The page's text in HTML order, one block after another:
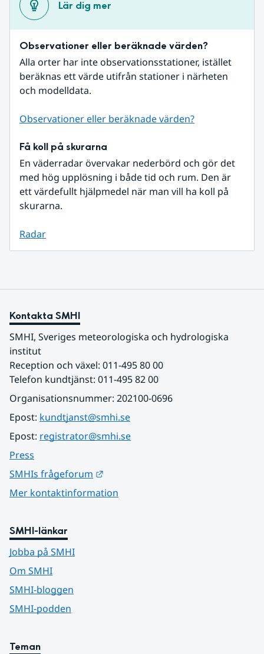
Lär dig mer
Observationer eller beräknade värden?
Alla orter har inte observationsstationer, istället
beräknas ett värde utifrån stationer i närheten
och modelldata.
Observationer eller beräknade värden?
Få koll på skurarna
En väderradar övervakar nederbörd och gör det
med hög upplösning i både tid och rum. Den är
ett värdefullt hjälpmedel när man vill ha koll på
skurarna.
Radar
Kontakta SMHI
SMHI, Sveriges meteorologiska och hydrologiska
institut
Reception och växel: 011-495 80 00
Telefon kundtjänst: 011-495 82 00
Organisationsnummer: 202100-0696
Epost: kundtjanst@smhi.se
Epost: registrator@smhi.se
Press
SMHIs frågeforum
Mer kontaktinformation
SMHI-länkar
Jobba på SMHI
Om SMHI
SMHI-bloggen
SMHI-podden
Teman